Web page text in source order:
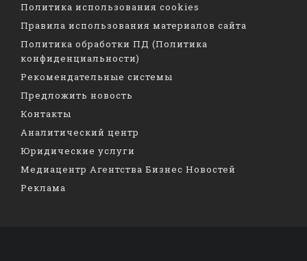
Политика использования cookies
Правила использования материалов сайта
Политика обработки ПД (Политика
конфиденциальности)
Рекомендательные системы
Предложить новость
Контакты
Аналитический центр
Юридические услуги
Медиацентр Агентства Бизнес Новостей
Реклама